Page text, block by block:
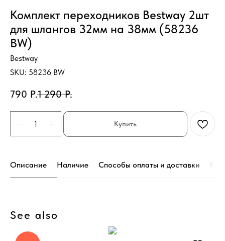
Комплект переходников Bestway 2шт
для шлангов 32мм на 38мм (58236
BW)
Bestway
SKU: 58236 BW
790 Р.1 290 Р.
Купить
Описание Наличие Способы оплаты и доставки
See also